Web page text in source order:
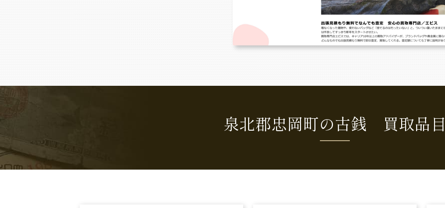
泉北郡忠岡町の古銭 買取品目